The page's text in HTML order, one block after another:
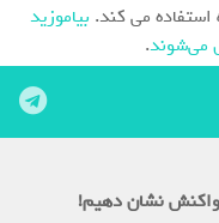
می کند. بیاموزید
می‌شوند.
نشان دهیم!